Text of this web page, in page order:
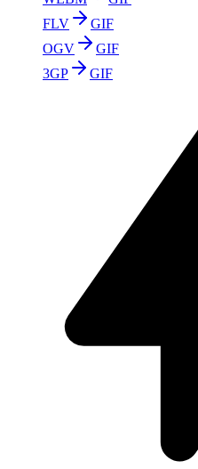
FLV
GIF
OGV
GIF
3GP
GIF